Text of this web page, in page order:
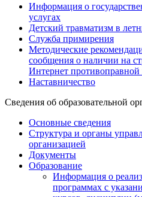
Информация о
услугах
Детский травматизм в
Служба примирения
Методические
сообщения о наличии на
Интернет
Наставничество
Сведения об образовательной
Основные сведения
Структура и органы
организацией
Документы
Образование
Информация о
программах с